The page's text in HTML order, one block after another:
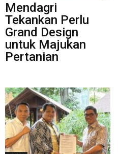
Mendagri
Tekankan Perlu
Grand Design
untuk Majukan
Pertanian